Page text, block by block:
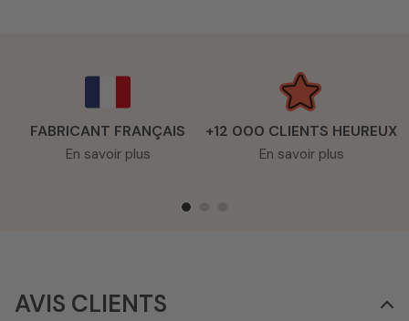
FABRICANT FRANÇAIS
En savoir plus
+12 000 CLIENTS HEUREUX
En savoir plus
AVIS CLIENTS